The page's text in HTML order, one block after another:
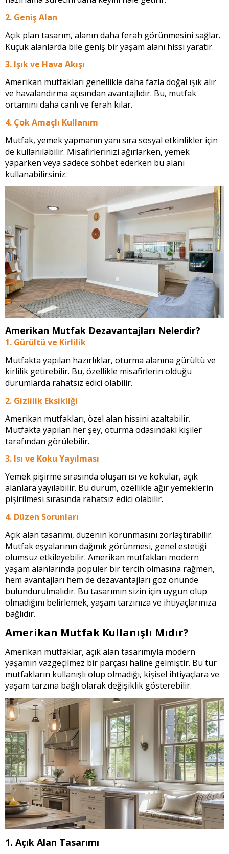
2. Geniş Alan
Açık plan tasarım, alanın daha ferah görünmesini sağlar.
Küçük alanlarda bile geniş bir yaşam alanı hissi yaratır.
3. Işık ve Hava Akışı
Amerikan mutfakları genellikle daha fazla doğal ışık alır
ve havalandırma açısından avantajlıdır. Bu, mutfak
ortamını daha canlı ve ferah kılar.
4. Çok Amaçlı Kullanım
Mutfak, yemek yapmanın yanı sıra sosyal etkinlikler için
de kullanılabilir. Misafirlerinizi ağırlarken, yemek
yaparken veya sadece sohbet ederken bu alanı
kullanabilirsiniz.
Amerikan Mutfak Dezavantajları Nelerdir?
1. Gürültü ve Kirlilik
Mutfakta yapılan hazırlıklar, oturma alanına gürültü ve
kirlilik getirebilir. Bu, özellikle misafirlerin olduğu
durumlarda rahatsız edici olabilir.
2. Gizlilik Eksikliği
Amerikan mutfakları, özel alan hissini azaltabilir.
Mutfakta yapılan her şey, oturma odasındaki kişiler
tarafından görülebilir.
3. Isı ve Koku Yayılması
Yemek pişirme sırasında oluşan ısı ve kokular, açık
alanlara yayılabilir. Bu durum, özellikle ağır yemeklerin
pişirilmesi sırasında rahatsız edici olabilir.
4. Düzen Sorunları
Açık alan tasarımı, düzenin korunmasını zorlaştırabilir.
Mutfak eşyalarının dağınık görünmesi, genel estetiği
olumsuz etkileyebilir. Amerikan mutfakları modern
yaşam alanlarında popüler bir tercih olmasına rağmen,
hem avantajları hem de dezavantajları göz önünde
bulundurulmalıdır. Bu tasarımın sizin için uygun olup
olmadığını belirlemek, yaşam tarzınıza ve ihtiyaçlarınıza
bağlıdır.
Amerikan Mutfak Kullanışlı Mıdır?
Amerikan mutfaklar, açık alan tasarımıyla modern
yaşamın vazgeçilmez bir parçası haline gelmiştir. Bu tür
mutfakların kullanışlı olup olmadığı, kişisel ihtiyaçlara ve
yaşam tarzına bağlı olarak değişiklik gösterebilir.
1. Açık Alan Tasarımı